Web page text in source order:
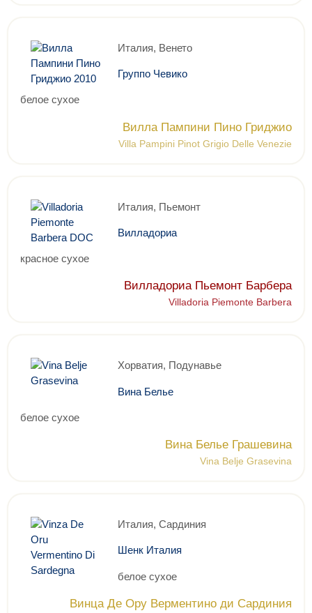
Италия, Венето
Группо Чевико
белое сухое
Вилла Пампини Пино Гриджио
Villa Pampini Pinot Grigio Delle Venezie
Италия, Пьемонт
Вилладориа
красное сухое
Вилладориа Пьемонт Барбера
Villadoria Piemonte Barbera
Хорватия, Подунавье
Вина Белье
белое сухое
Вина Белье Грашевина
Vina Belje Grasevina
Италия, Сардиния
Шенк Италия
белое сухое
Винца Де Ору Верментино ди Сардиния